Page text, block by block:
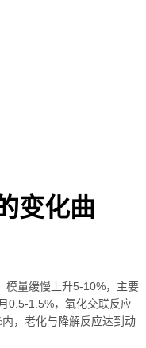
变化曲
量缓慢上升5-10%，主要
0.5-1.5%，氧化交联反应
，老化与降解反应达到动